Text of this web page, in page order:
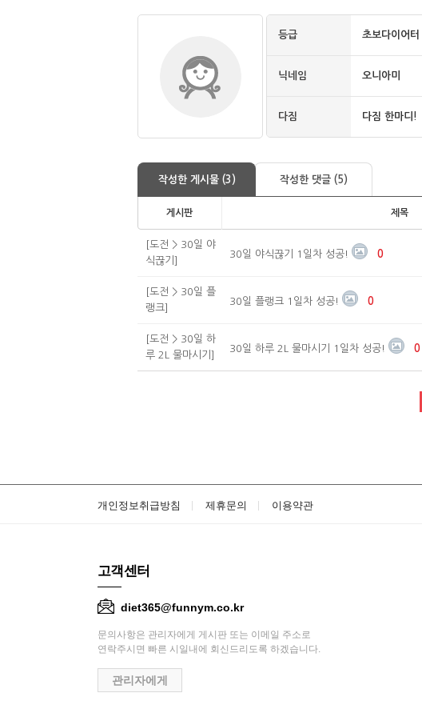
등급 초보다이어터
닉네임 오니아미
다짐 다짐 한마디!
작성한 게시물 (3) 작성한 댓글 (5)
게시판 제목
[도전 > 30일 야
식끊기]
30일 야식끊기 1일차 성공! 0
[도전 > 30일 플
랭크]
30일 플랭크 1일차 성공! 0
[도전 > 30일 하
루 2L 물마시기]
30일 하루 2L 물마시기 1일차 성공! 0
개인정보취급방침 제휴문의 이용약관
고객센터
diet365@funnym.co.kr
문의사항은 관리자에게 게시판 또는 이메일 주소로
연락주시면 빠른 시일내에 회신드리도록 하겠습니다.
관리자에게